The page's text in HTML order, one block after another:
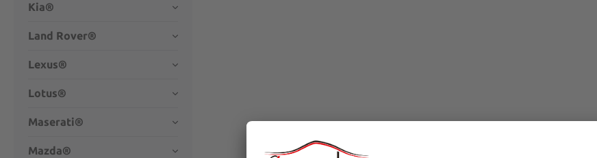
Kia®
Land Rover®
Lexus®
Lotus®
Maserati®
Mazda®